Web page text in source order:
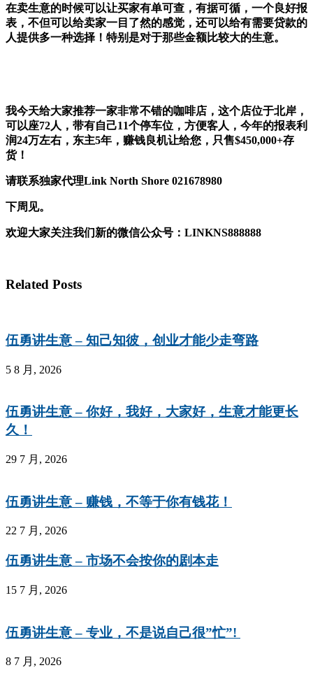
在卖生意的时候可以让买家有单可查，有据可循，一个良好报
表，不但可以给卖家一目了然的感觉，还可以给有需要贷款的
人提供多一种选择！特别是对于那些金额比较大的生意。
我今天给大家推荐一家非常不错的咖啡店，这个店位于北岸，
可以座72人，带有自己11个停车位，方便客人，今年的报表利
润24万左右，东主5年，赚钱良机让给您，只售$450,000+存
货！
请联系独家代理Link North Shore 021678980
下周见。
欢迎大家关注我们新的微信公众号：LINKNS888888
Related Posts
伍勇讲生意 – 知己知彼，创业才能少走弯路
5 8 月, 2026
伍勇讲生意 – 你好，我好，大家好，生意才能更长
久！
29 7 月, 2026
伍勇讲生意 – 赚钱，不等于你有钱花！
22 7 月, 2026
伍勇讲生意 – 市场不会按你的剧本走
15 7 月, 2026
伍勇讲生意 – 专业，不是说自己很”忙”!
8 7 月, 2026